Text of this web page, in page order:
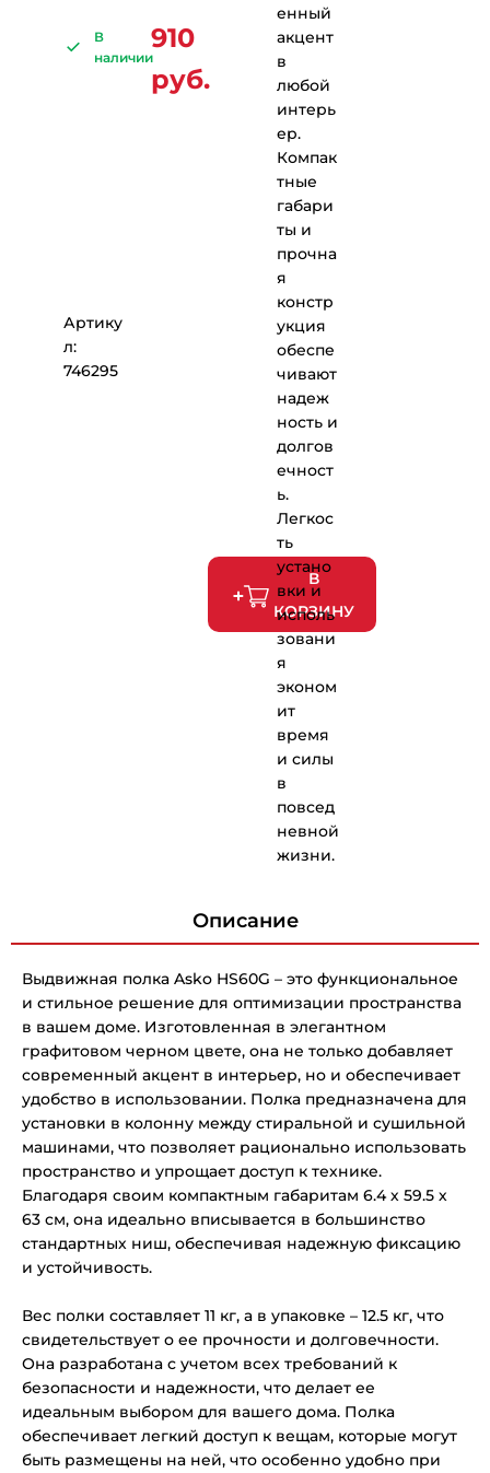
В
наличии
Артику
л:
746295
910
руб.
В
КОРЗИНУ
енный
акцент
в
любой
интерь
ер.
Компак
тные
габари
ты и
прочна
я
констр
укция
обеспе
чивают
надеж
ность и
долгов
ечност
ь.
Легкос
ть
устано
вки и
исполь
зовани
я
эконом
ит
время
и силы
в
повсед
невной
жизни.
Описание
Выдвижная полка Asko HS60G – это функциональное
и стильное решение для оптимизации пространства
в вашем доме. Изготовленная в элегантном
графитовом черном цвете, она не только добавляет
современный акцент в интерьер, но и обеспечивает
удобство в использовании. Полка предназначена для
установки в колонну между стиральной и сушильной
машинами, что позволяет рационально использовать
пространство и упрощает доступ к технике.
Благодаря своим компактным габаритам 6.4 х 59.5 х
63 см, она идеально вписывается в большинство
стандартных ниш, обеспечивая надежную фиксацию
и устойчивость.
Вес полки составляет 11 кг, а в упаковке – 12.5 кг, что
свидетельствует о ее прочности и долговечности.
Она разработана с учетом всех требований к
безопасности и надежности, что делает ее
идеальным выбором для вашего дома. Полка
обеспечивает легкий доступ к вещам, которые могут
быть размещены на ней, что особенно удобно при